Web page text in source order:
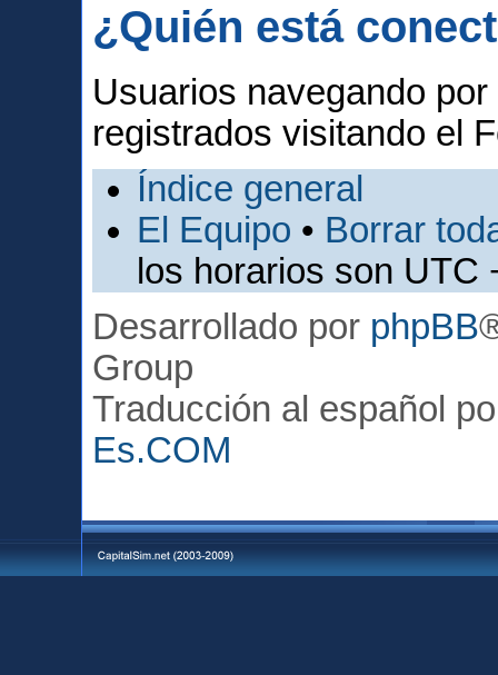
¿Quién está
Usuarios navegando
registrados visitando el
Índice general
El Equipo • Borrar
los horarios son UTC
Desarrollado por phpBB
Group
Traducción al español
Es.COM